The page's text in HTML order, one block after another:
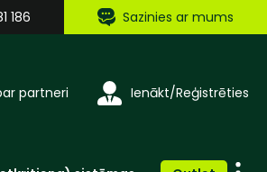
186 Sazinies ar mums
partneri Ienākt/Reģistrēties